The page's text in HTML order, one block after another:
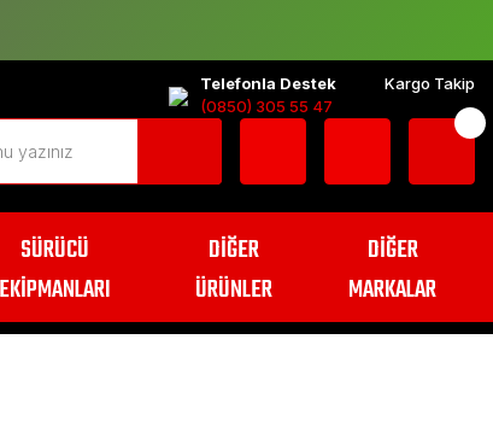
Telefonla Destek
(0850) 305 55 47
Kargo Takip
SÜRÜCÜ
EKİPMANLARI
DİĞER
ÜRÜNLER
DİĞER
MARKALAR